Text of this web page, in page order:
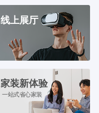
线上展厅
家装新体验
一站式省心家装